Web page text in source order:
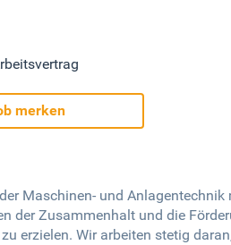
merken
Maschinen- und Anlagentechnik
der Zusammenhalt und die
erzielen. Wir arbeiten stetig